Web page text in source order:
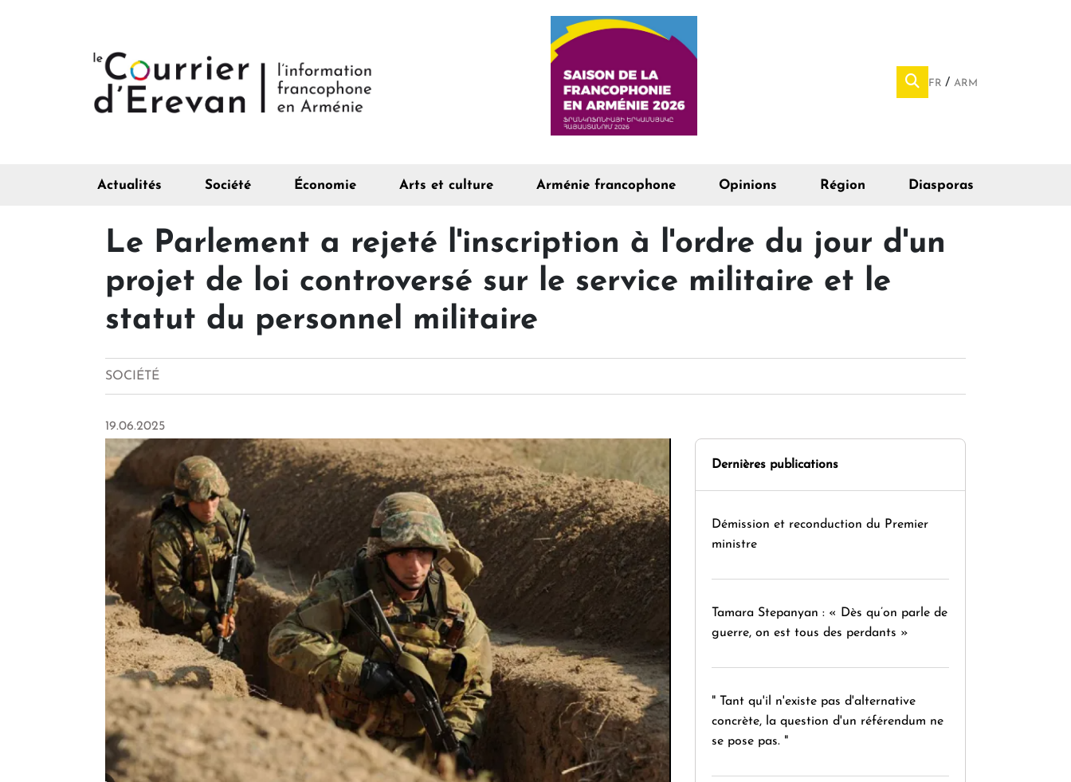
FR ARM
Actualités Société Économie Arts et culture Arménie francophone Opinions Région Diasporas
Le Parlement a rejeté l'inscription à l'ordre du jour d'un
projet de loi controversé sur le service militaire et le
statut du personnel militaire
SOCIÉTÉ
19.06.2025
Dernières publications
Démission et reconduction du Premier
ministre
Tamara Stepanyan : « Dès qu’on parle de
guerre, on est tous des perdants »
" Tant qu'il n'existe pas d'alternative
concrète, la question d'un référendum ne
se pose pas. "